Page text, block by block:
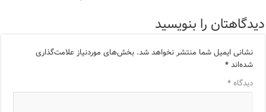
دیدگاهتان را بنویسید
نشانی ایمیل شما منتشر نخواهد شد. بخش‌های موردنیاز علامت‌گذاری
شده‌اند*
دیدگاه*